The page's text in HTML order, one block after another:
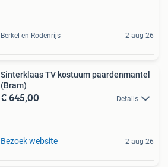
Berkel en Rodenrijs 2 aug 26
Sinterklaas TV kostuum paardenmantel
(Bram)
€ 645,00 Details
Bezoek website 2 aug 26